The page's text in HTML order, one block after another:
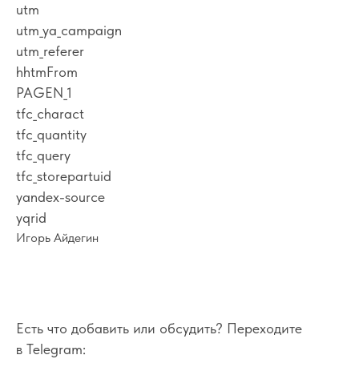
utm
utm_ya_campaign
utm_referer
hhtmFrom
PAGEN_1
tfc_charact
tfc_quantity
tfc_query
tfc_storepartuid
yandex-source
yqrid
Игорь Айдегин
Есть что добавить или обсудить? Переходите
в Telegram:
Студия редизайна
сайтов Айдегин
Редизайн сайтов
Создание сайтов
Стоимость
Тюмень, пн-пт 10:00-18:00
Политика обработки персональных данных
Публичный договор
2026 © ИП Деревягин И.М.